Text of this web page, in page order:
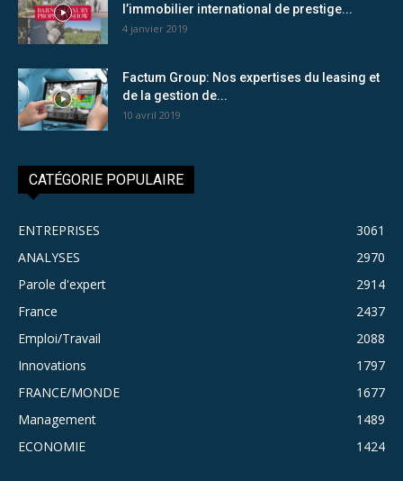
l’immobilier international de prestige...
4 janvier 2019
Factum Group: Nos expertises du leasing et
de la gestion de...
10 avril 2019
CATÉGORIE POPULAIRE
ENTREPRISES
3061
ANALYSES
2970
Parole d'expert
2914
France
2437
Emploi/Travail
2088
Innovations
1797
FRANCE/MONDE
1677
Management
1489
ECONOMIE
1424